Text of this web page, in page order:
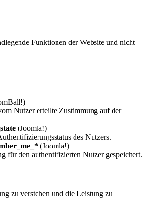
Funktionen der Website und nicht
Nutzer erteilte Zustimmung auf der
(Joomla!)
des Nutzers.
(Joomla!)
für den authentifizierten Nutzer gespeichert.
zu verstehen und die Leistung zu